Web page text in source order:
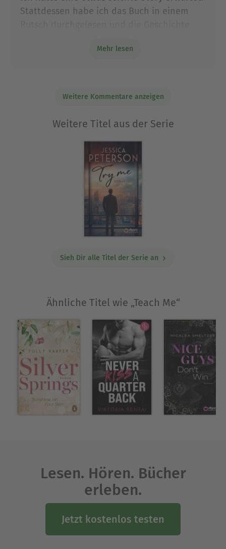
Stattdessen habe ich das Buch in einem
Leseempfehlung, wenn man was fürs Herz
Mehr lesen
Weitere Kommentare anzeigen
Weitere Titel aus der Serie
Sieh Dir alle Titel der Serie an
Ähnliche Titel wie „Teach Me“
Lesen. Hören. Bücher
erleben.
Jetzt kostenlos testen